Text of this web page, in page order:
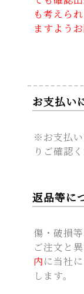
も考えら
ますよう
お支払い
※お支払い
りご確認く
返品等に
傷・破損
ご注文と
内に当社
します。